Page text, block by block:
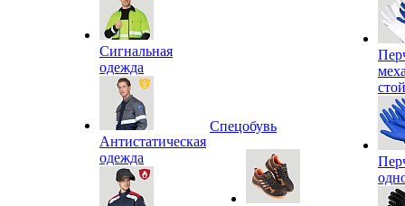
Сигнальная
одежда
Антистатическая
одежда
Спецобувь